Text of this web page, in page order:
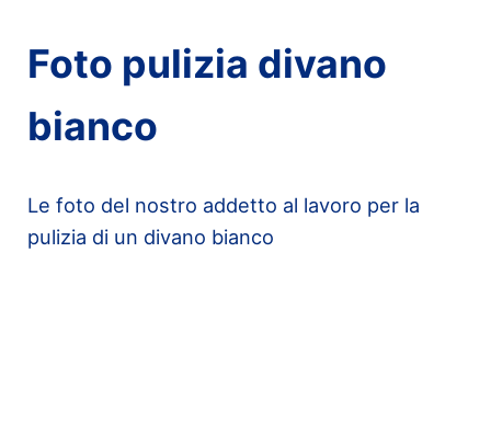
Foto pulizia divano
bianco
Le foto del nostro addetto al lavoro per la
pulizia di un divano bianco